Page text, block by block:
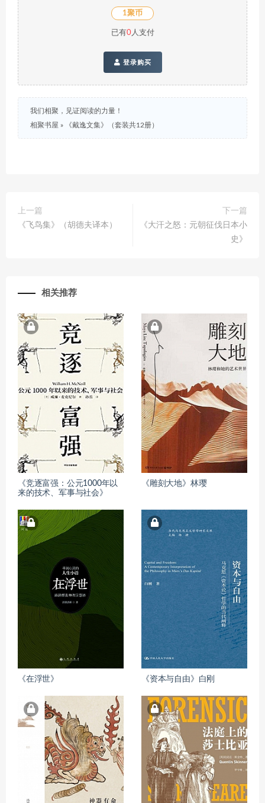
1聚币
已有0人支付
登录购买
我们相聚，见证阅读的力量！
相聚书屋 » 《戴逸文集》（套装共12册）
上一篇
《飞鸟集》（胡德夫译本）
下一篇
《大汗之怒：元朝征伐日本小
史》
相关推荐
《竞逐富强：公元1000年以
来的技术、军事与社会》
《雕刻大地》林璎
《在浮世》 《资本与自由》白刚